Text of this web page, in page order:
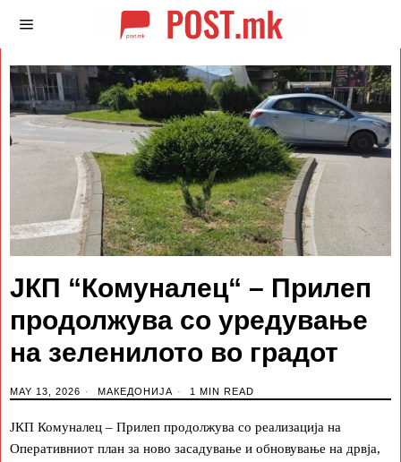
ЈКП “Комуналец“ – Прилеп
продолжува со уредување
на зеленилото во градот
MAY 13, 2026 МАКЕДОНИЈА 1 MIN READ
ЈКП Комуналец – Прилеп продолжува со реализација на
Оперативниот план за ново засадување и обновување на дрвја,